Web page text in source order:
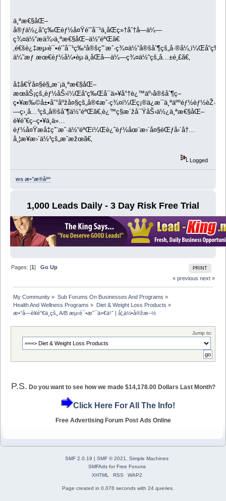
ä¸ªæ€§åŒ–
å®ƒä½¿å“ç‰Œèƒ½å¤Ÿé’ˆå¯¹ä¸åŒç»†åˆ†å—ä¼—
ç¾¤ä½“æä¾›ä¸ªæ€§åŒ–ä½“éªŒã€
ä¼˜æƒ æœ€èƒ½å¼•èµ·ä¸åŒå—ä¼—ç¾¤ä½“çš„å…±é¸£ã€‚
å‡­å€Ÿå¤§è§„æ¨¡ä¸ªæ€§åŒ–
æœåŠ¡çš„èƒ½åŠ›ï¼Œå“ç‰Œå¯ä»¥å°†è¿™äº›å®šåˆ¶ç­–
ç•¥æ‰©å±•åˆ°åºžå¤§çš„å®¢æˆ·ç¾¤ï¼Œç¡®ä¿æ¯ä¸ªäººéƒ½èƒ½èŽ·å¾
—ç›¸å…³çš„å®šåˆ¶ä½“éªŒã€‚è¿™ç§æ´žå¯ŸåŠ›ä½¿ä¸ªæ€§åŒ–
è¥é”€ç­–ç•¥ä¸ä»…
èƒ½å¤Ÿæå‡ç”¨æˆ·ä½“éªŒï¼Œè¿˜èƒ½åœ¨æ›´å¤§èŒƒå›´å†…
å¸¦æ¥æ›´ä½³çš„æˆæžœã€‚
Logged
ws æ•°æ®åº“
1,000 Leads Daily - 3 Day Risk Free Trial
PRINT
Pages: [1]Go Up
« previous next »
My Community » Sub Forums On Businesses And Programs »
Health And Wellness Programs » Diet & Weight Loss Products »
æ•°å­—è¥é”€ä¸­çš„ A/B æµ‹è¯•æ˜¯ä»€ä¹ˆ | å¦‚ä½•å®žæ–½
Jump to:
P.S. Do you want to see how we made $14,178.00 Dollars Last Month?
Click Here For All The Info!
Free Advertising Forum Post Ads Online
SMF 2.0.19 | SMF © 2021
Simple Machines
SMFAdsforFree Forums
XHTML
RSS WAP2
Page created in 0.076 seconds with 24 queries.